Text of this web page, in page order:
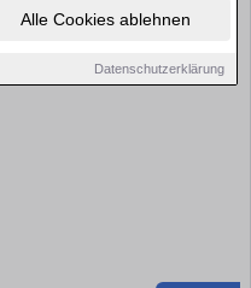
Alle Cookies ablehnen
Datenschutzerklärung